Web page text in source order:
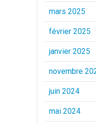
mars 2025
février 2025
janvier 2025
novembre
juin 2024
mai 2024